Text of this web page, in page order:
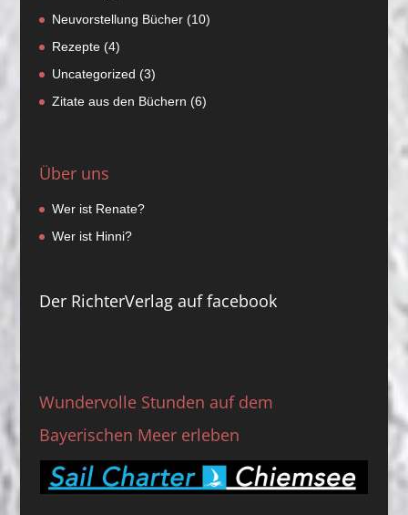
Neuvorstellung Bücher(10)
Rezepte(4)
Uncategorized (3)
Zitate aus den Büchern (6)
Über uns
Wer ist Renate?
Wer ist Hinni?
Der RichterVerlag auf facebook
Wundervolle Stunden auf dem
Bayerischen Meer erleben